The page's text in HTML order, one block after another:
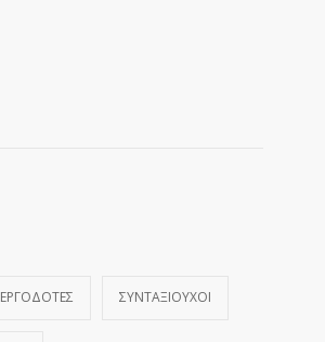
ΕΡΓΟΔΟΤΕΣ ΣΥΝΤΑΞΙΟΥΧΟΙ